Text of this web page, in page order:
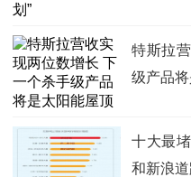
特斯拉
级产品
十大最
和新浪